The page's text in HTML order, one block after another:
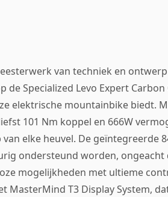
van techniek en ontwerp
de Specialized Levo Expert
elektrische mountainbike biedt.
101 Nm koppel en 666W
van elke heuvel. De geïntegreerde
ondersteund worden,
mogelijkheden met ultieme
MasterMind T3 Display System,